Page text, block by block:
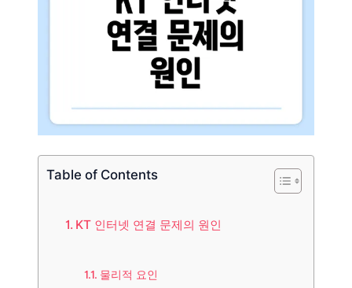
Table of Contents
KT 인터넷 연결 문제의 원인
물리적 요인